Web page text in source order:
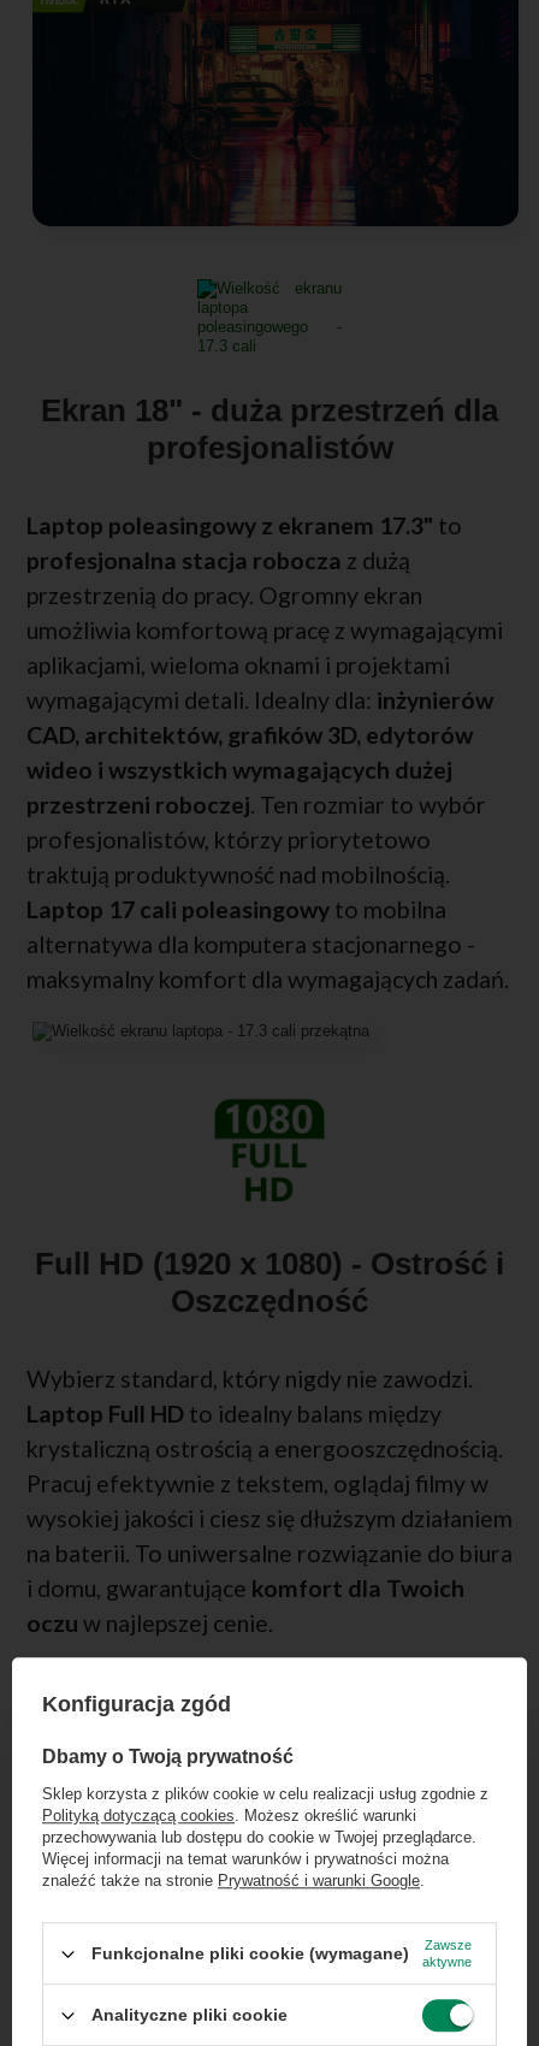
Ekran 18" - duża przestrzeń dla
profesjonalistów
Laptop poleasingowy z ekranem 17.3" to
profesjonalna stacja robocza z dużą
przestrzenią do pracy. Ogromny ekran
umożliwia komfortową pracę z wymagającymi
aplikacjami, wieloma oknami i projektami
wymagającymi detali. Idealny dla: inżynierów
CAD, architektów, grafików 3D, edytorów
wideo i wszystkich wymagających dużej
przestrzeni roboczej. Ten rozmiar to wybór
profesjonalistów, którzy priorytetowo
traktują produktywność nad mobilnością.
Laptop 17 cali poleasingowy to mobilna
alternatywa dla komputera stacjonarnego -
maksymalny komfort dla wymagających zadań.
Full HD (1920 x 1080) - Ostrość i
Oszczędność
Wybierz standard, który nigdy nie zawodzi.
Laptop Full HD to idealny balans między
krystaliczną ostrością a energooszczędnością.
Pracuj efektywnie z tekstem, oglądaj filmy w
wysokiej jakości i ciesz się dłuższym działaniem
na baterii. To uniwersalne rozwiązanie do biura
i domu, gwarantujące komfort dla Twoich
oczu w najlepszej cenie.
Dołącz do newslettera Green
Computers
Zgarnij jako pierwszy informacje o zniżkach i
rabatach w naszym sklepie!
...lub zadzwoń od razu, aby odebrać
przy zamówieniu telefonicznym
50 zł rabatu!
Rabat 50 zł przy zamówieniach powyżej 300 zł. Oferta
Konfiguracja zgód
Dbamy o Twoją prywatność
Sklep korzysta z plików cookie w celu realizacji usług zgodnie z
Polityką dotyczącą cookies. Możesz określić warunki
przechowywania lub dostępu do cookie w Twojej przeglądarce.
Więcej informacji na temat warunków i prywatności można
znaleźć także na stronie Prywatność i warunki Google.
Funkcjonalne pliki cookie (wymagane)
Zawsze
aktywne
Analityczne pliki cookie